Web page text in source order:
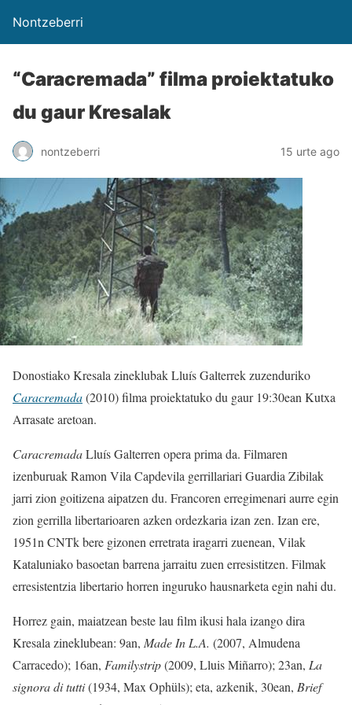
Nontzeberri
“Caracremada” filma proiektatuko
du gaur Kresalak
nontzeberri 15 urte ago
Donostiako Kresala zineklubak Lluís Galterrek zuzenduriko
Caracremada(2010) filma proiektatuko du gaur 19:30ean Kutxa
Arrasate aretoan.
CaracremadaLluís Galterren opera prima da. Filmaren
izenburuak Ramon Vila Capdevila gerrillariari Guardia Zibilak
jarri zion goitizena aipatzen du. Francoren erregimenari aurre egin
zion gerrilla libertarioaren azken ordezkaria izan zen. Izan ere,
1951n CNTk bere gizonen erretrata iragarri zuenean, Vilak
Kataluniako basoetan barrena jarraitu zuen erresistitzen. Filmak
erresistentzia libertario horren inguruko hausnarketa egin nahi du.
Horrez gain, maiatzean beste lau film ikusi hala izango dira
Kresala zineklubean: 9an, Made In L.A. (2007, Almudena
Carracedo); 16an, Familystrip(2009, Lluis Miñarro); 23an, La
signora di tutti(1934, Max Ophüls); eta, azkenik, 30ean, Brief